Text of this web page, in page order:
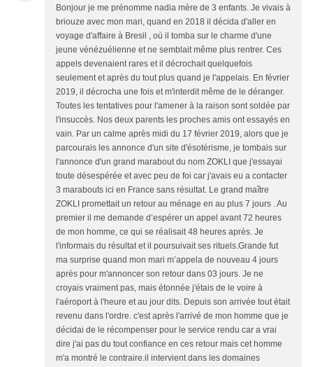
Bonjour je me prénomme nadia mère de 3 enfants. Je vivais à
briouze avec mon mari, quand en 2018 il décida d'aller en
voyage d'affaire à Bresil , où il tomba sur le charme d'une
jeune vénézuélienne et ne semblait même plus rentrer. Ces
appels devenaient rares et il décrochait quelquefois
seulement et après du tout plus quand je l'appelais. En février
2019, il décrocha une fois et m'interdit même de le déranger.
Toutes les tentatives pour l'amener à la raison sont soldée par
l'insuccès. Nos deux parents les proches amis ont essayés en
vain. Par un calme après midi du 17 février 2019, alors que je
parcourais les annonce d'un site d'ésotérisme, je tombais sur
l'annonce d'un grand marabout du nom ZOKLI que j'essayai
toute désespérée et avec peu de foi car j'avais eu a contacter
3 marabouts ici en France sans résultat. Le grand maître
ZOKLI promettait un retour au ménage en au plus 7 jours . Au
premier il me demande d’espérer un appel avant 72 heures
de mon homme, ce qui se réalisait 48 heures après. Je
l'informais du résultat et il poursuivait ses rituels.Grande fut
ma surprise quand mon mari m’appela de nouveau 4 jours
après pour m'annoncer son retour dans 03 jours. Je ne
croyais vraiment pas, mais étonnée j'étais de le voire à
l'aéroport à l'heure et au jour dits. Depuis son arrivée tout était
revenu dans l'ordre. c'est après l'arrivé de mon homme que je
décidai de le récompenser pour le service rendu car a vrai
dire j'ai pas du tout confiance en ces retour mais cet homme
m'a montré le contraire.il intervient dans les domaines